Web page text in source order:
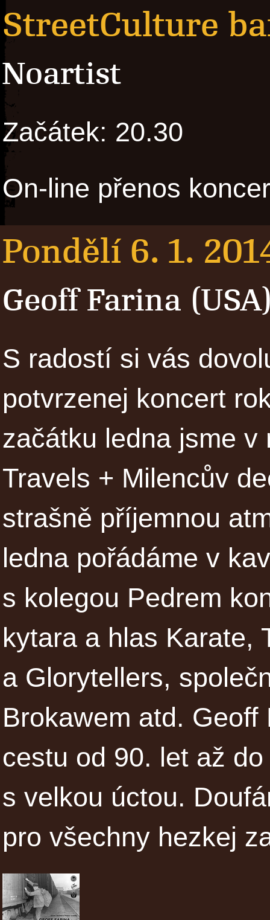
StreetCulture
Noartist
Začátek: 20.30
On-line přenos
Pondělí 6. 1.
Geoff Farina
S radostí si vás
potvrzenej koncert
začátku ledna jsme v
Travels + Milencův
strašně příjemnou
ledna pořádáme v
s kolegou Pedrem
kytara a hlas Karate,
a Glorytellers,
Brokawem atd.
cestu od 90. let až
s velkou úctou.
pro všechny hezkej